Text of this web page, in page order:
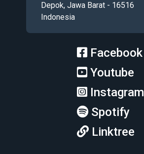
Depok, Jawa Barat - 16516
Indonesia
Facebook
Youtube
Instagram
Spotify
Linktree